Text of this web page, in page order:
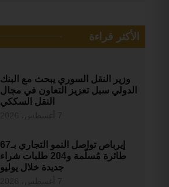
الأكثر قراءة
وزير النقل السوري يبحث مع البنك
الدولي سبل تعزيز التعاون في مجال
النقل السككي
إيرباص تواصل النمو التجاري بـ67
طائرة مُسلّمة و204 طلبات شراء
جديدة خلال يوليو